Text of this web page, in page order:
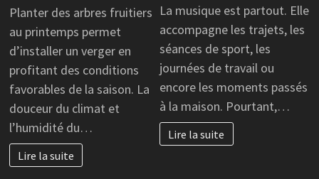
Planter des arbres fruitiers
au printemps permet
d’installer un verger en
profitant des conditions
favorables de la saison. La
douceur du climat et
l’humidité du…
Lire la suite
La musique est partout. Elle
accompagne les trajets, les
séances de sport, les
journées de travail ou
encore les moments passés
à la maison. Pourtant,…
Lire la suite